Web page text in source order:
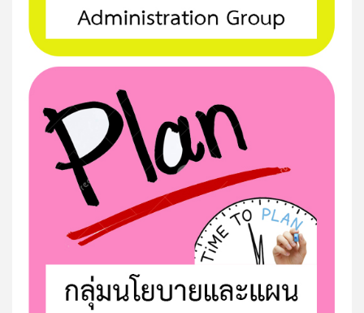
กิจกรรมเข้าแถวเคารพธงชาติ ประจำเดือน มีนาคม 68
กิจกรรมเข้าแถวเคารพธงชาติ ประจำเดือน เดือน ก.พ. 68
วิดีทัศน์กิจกรรมหน้าเสาธง
คาราวานเยี่ยมบ้าน 100% สพป.สมุทรสาคร ปีการศึกษา
2567
Ep.12 เสนอโดย ครูโรงเรียนบ้านคลองหลวง ชื่อผลงาน...